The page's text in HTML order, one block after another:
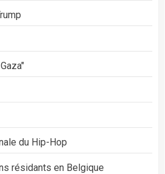
du Hip-Hop
résidants en Belgique